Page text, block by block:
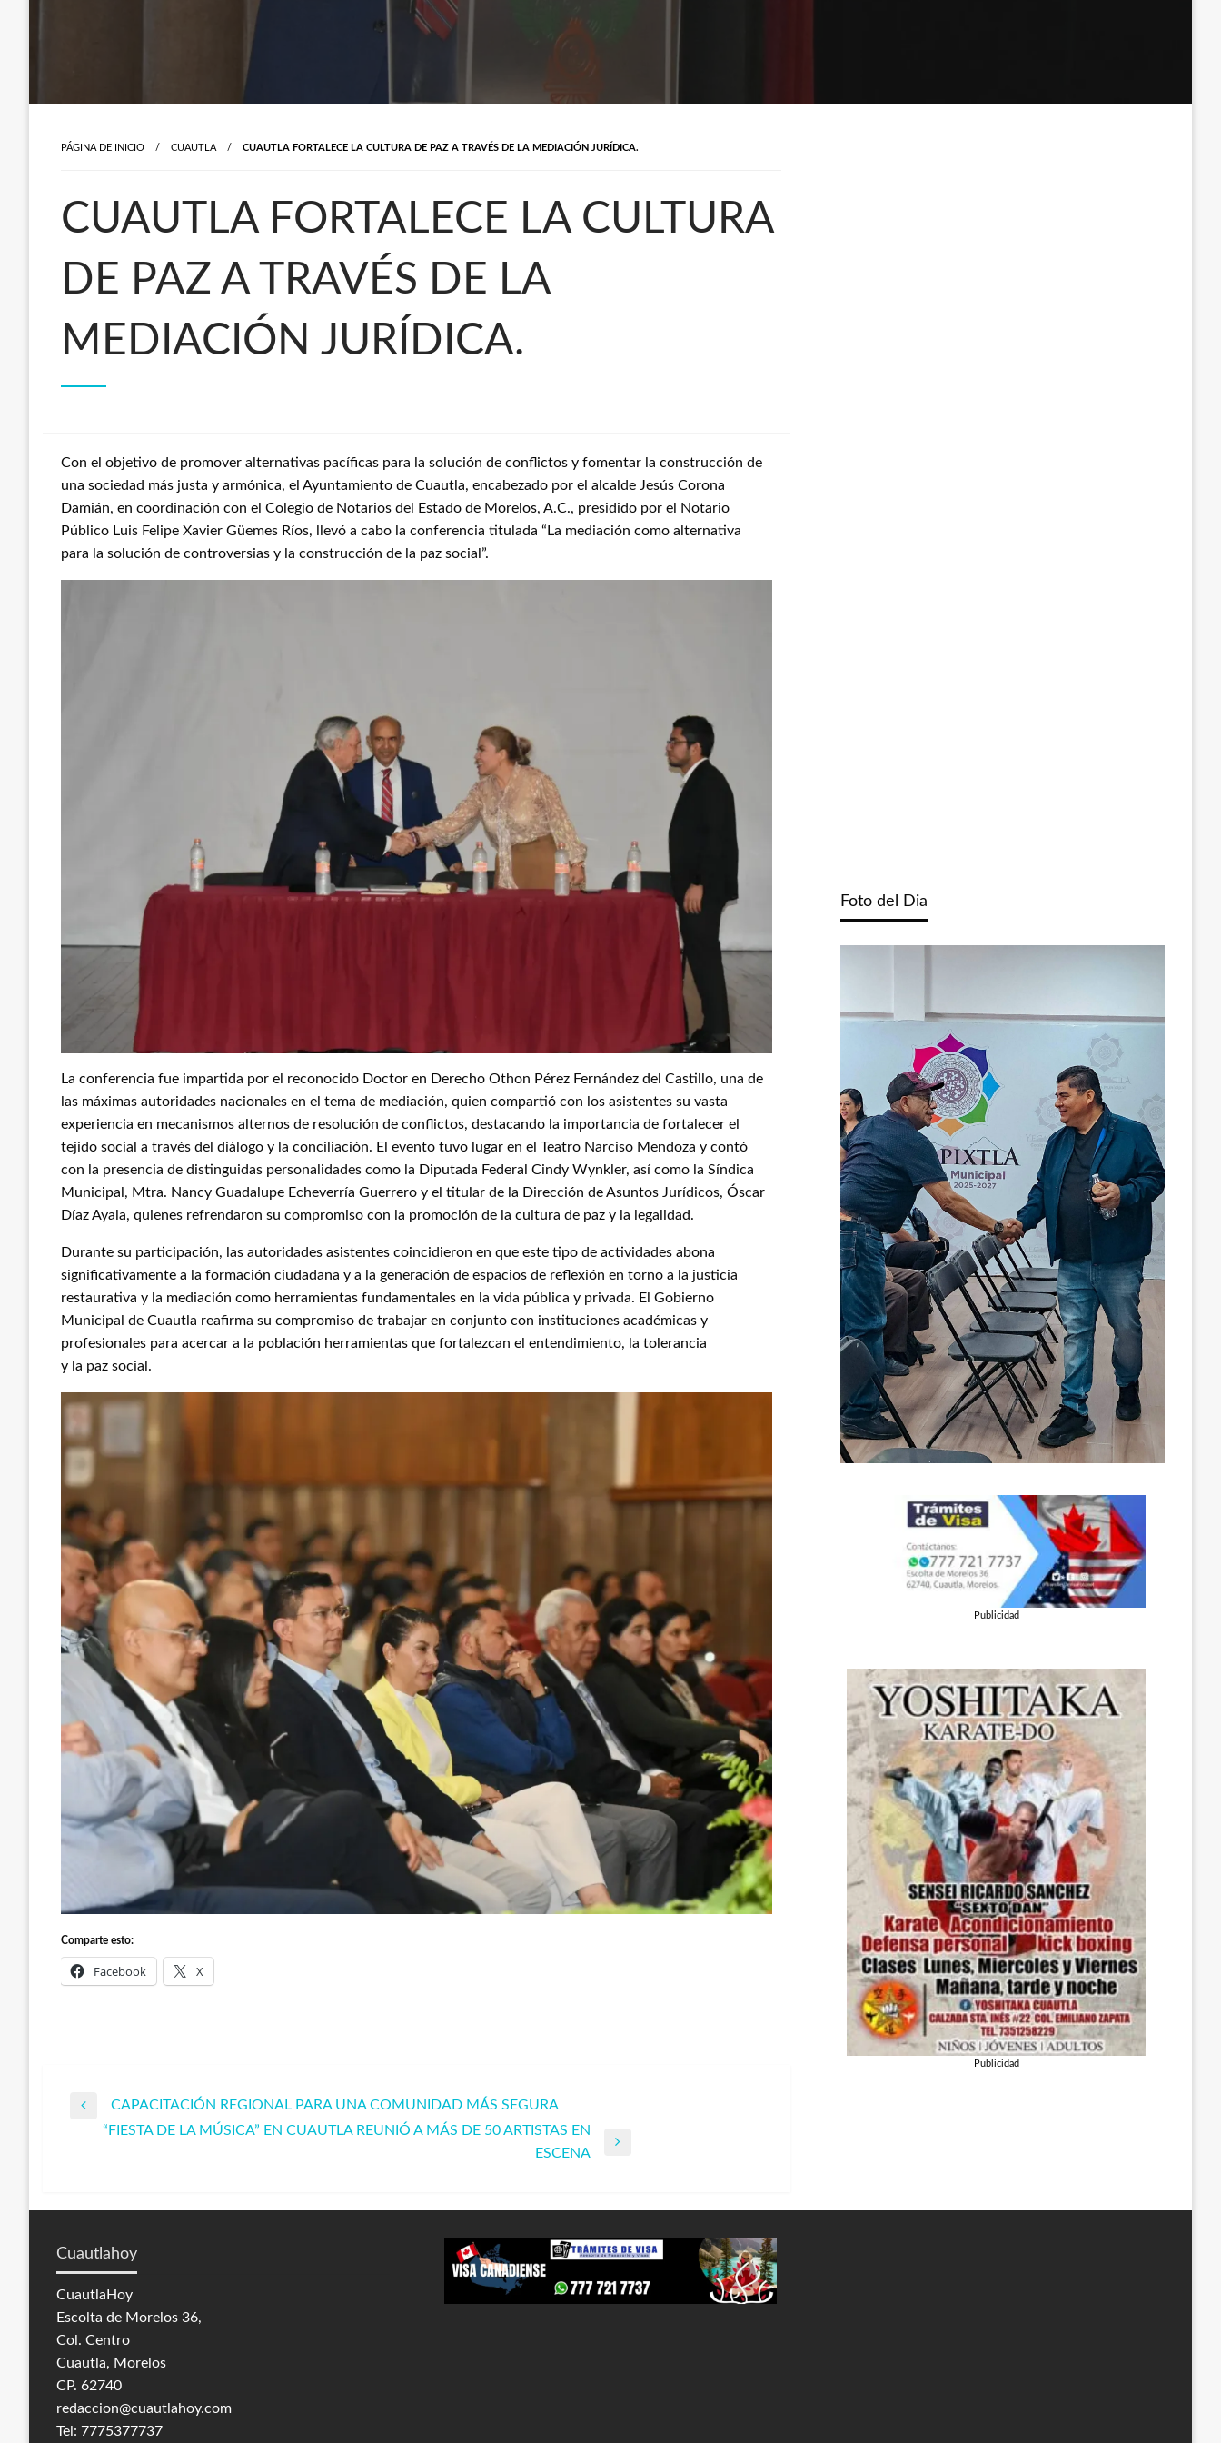
PÁGINA DE INICIO CUAUTLA CUAUTLA FORTALECE LA CULTURA DE PAZ A TRAVÉS DE LA MEDIACIÓN JURÍDICA.
CUAUTLA FORTALECE LA CULTURA
DE PAZ A TRAVÉS DE LA
MEDIACIÓN JURÍDICA.
Con el objetivo de promover alternativas pacíficas para la solución de conflictos y fomentar la construcción de
una sociedad más justa y armónica, el Ayuntamiento de Cuautla, encabezado por el alcalde Jesús Corona
Damián, en coordinación con el Colegio de Notarios del Estado de Morelos, A.C., presidido por el Notario
Público Luis Felipe Xavier Güemes Ríos, llevó a cabo la conferencia titulada “La mediación como alternativa
para la solución de controversias y la construcción de la paz social”.
La conferencia fue impartida por el reconocido Doctor en Derecho Othon Pérez Fernández del Castillo, una de
las máximas autoridades nacionales en el tema de mediación, quien compartió con los asistentes su vasta
experiencia en mecanismos alternos de resolución de conflictos, destacando la importancia de fortalecer el
tejido social a través del diálogo y la conciliación. El evento tuvo lugar en el Teatro Narciso Mendoza y contó
con la presencia de distinguidas personalidades como la Diputada Federal Cindy Wynkler, así como la Síndica
Municipal, Mtra. Nancy Guadalupe Echeverría Guerrero y el titular de la Dirección de Asuntos Jurídicos, Óscar
Díaz Ayala, quienes refrendaron su compromiso con la promoción de la cultura de paz y la legalidad.
Durante su participación, las autoridades asistentes coincidieron en que este tipo de actividades abona
significativamente a la formación ciudadana y a la generación de espacios de reflexión en torno a la justicia
restaurativa y la mediación como herramientas fundamentales en la vida pública y privada. El Gobierno
Municipal de Cuautla reafirma su compromiso de trabajar en conjunto con instituciones académicas y
profesionales para acercar a la población herramientas que fortalezcan el entendimiento, la tolerancia
y la paz social.
Comparte esto:
Facebook X
Navegación
entradas
anterior
CAPACITACIÓN REGIONAL PARA UNA COMUNIDAD MÁS SEGURA
“FIESTA DE LA MÚSICA” EN CUAUTLA REUNIÓ A MÁS DE 50 ARTISTAS EN
ESCENA
Foto del Dia
Publicidad
Publicidad
Cuautlahoy
CuautlaHoy
Escolta de Morelos 36,
Col. Centro
Cuautla, Morelos
CP. 62740
redaccion@cuautlahoy.com
Tel: 7775377737